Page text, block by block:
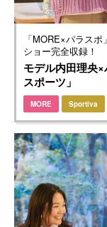
「MORE×パラス
ショー完全収録！
モデル内田理央
スポーツ」
MORE Sportiva